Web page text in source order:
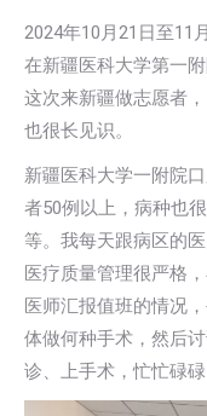
2024年10月21日至11
在新疆医科大学第一
这次来新疆做志愿者
也很长见识。
新疆医科大学一附院
者50例以上，病种也
等。我每天跟病区的
医疗质量管理很严格
医师汇报值班的情况
体做何种手术，然后
诊、上手术，忙忙碌